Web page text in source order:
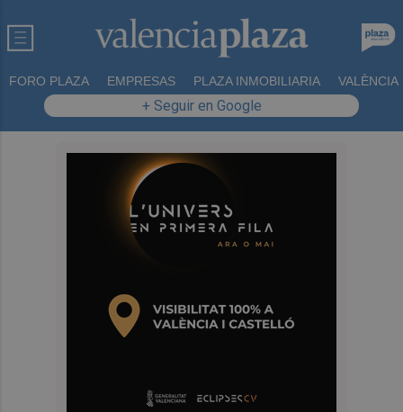
FORO PLAZA EMPRESAS PLAZA INMOBILIARIA VALÈNCIA
+ Seguir en Google